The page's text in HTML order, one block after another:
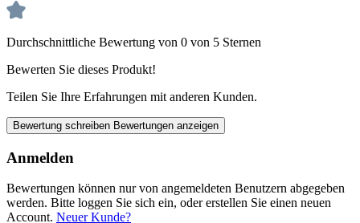
Durchschnittliche Bewertung von 0 von 5 Sternen
Bewerten Sie dieses Produkt!
Teilen Sie Ihre Erfahrungen mit anderen Kunden.
Bewertung schreiben Bewertungen anzeigen
Anmelden
Bewertungen können nur von angemeldeten Benutzern abgegeben
werden. Bitte loggen Sie sich ein, oder erstellen Sie einen neuen
Account. Neuer Kunde?